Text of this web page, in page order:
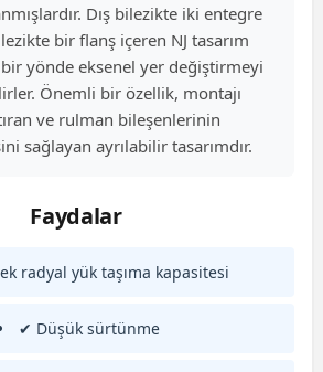
Dış bilezikte iki entegre
bir flanş içeren NJ tasarım
yönde eksenel yer değiştirmeyi
Önemli bir özellik, montajı
ve rulman bileşenlerinin
sağlayan ayrılabilir tasarımdır.
Faydalar
radyal yük taşıma kapasitesi
✔ Düşük sürtünme